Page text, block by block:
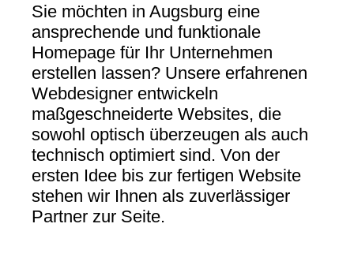
Sie möchten in Augsburg eine
ansprechende und funktionale
Homepage für Ihr Unternehmen
erstellen lassen? Unsere erfahrenen
Webdesigner entwickeln
maßgeschneiderte Websites, die
sowohl optisch überzeugen als auch
technisch optimiert sind. Von der
ersten Idee bis zur fertigen Website
stehen wir Ihnen als zuverlässiger
Partner zur Seite.